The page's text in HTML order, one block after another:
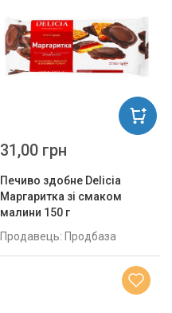
Печиво здобне Delicia
Маргаритка зі смаком
малини 150 г
Продавець: Продбаза
31,00 грн